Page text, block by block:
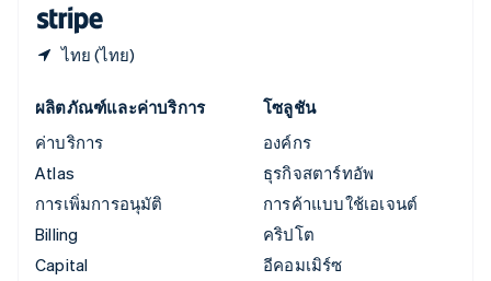
ไทย (ไทย)
ผลิตภัณฑ์และค่าบริการ
ค่าบริการ
Atlas
การเพิ่มการอนุมัติ
Billing
Capital
โซลูชัน
องค์กร
ธุรกิจสตาร์ทอัพ
การค้าแบบใช้เอเจนต์
คริปโต
อีคอมเมิร์ซ